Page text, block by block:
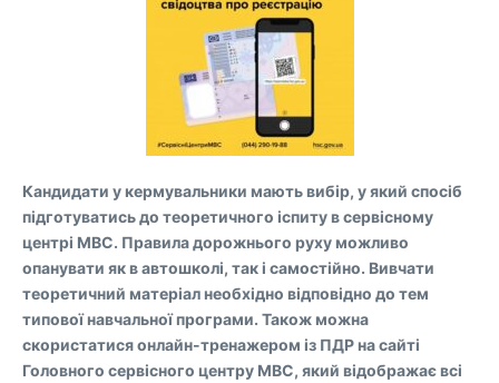
Кандидати у кермувальники мають вибір, у який спосіб
підготуватись до теоретичного іспиту в сервісному
центрі МВС. Правила дорожнього руху можливо
опанувати як в автошколі, так і самостійно. Вивчати
теоретичний матеріал необхідно відповідно до тем
типової навчальної програми. Також можна
скористатися онлайн-тренажером із ПДР на сайті
Головного сервісного центру МВС, який відображає всі